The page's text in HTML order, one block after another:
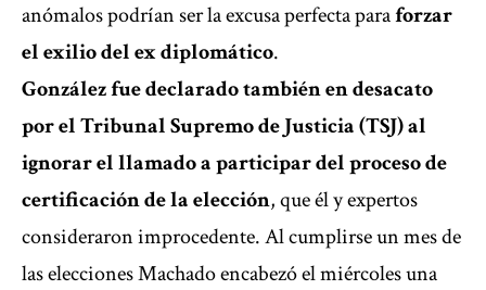
anómalos podrían ser la excusa perfecta paraforzar
el exilio del ex diplomático.
González fue declarado también en desacato
por el Tribunal Supremo de Justicia (TSJ) al
ignorar el llamado a participar delproceso de
certificaciónde la elección, que él y expertos
consideraron improcedente. Al cumplirse un mes de
las elecciones Machado encabezó el miércoles una